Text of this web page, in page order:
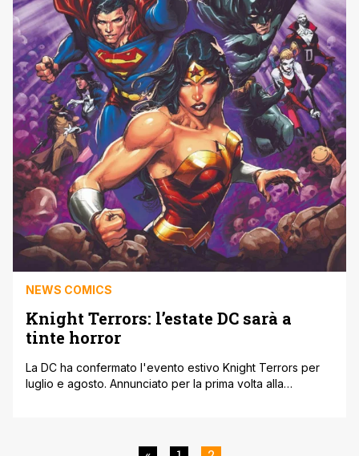
NEWS COMICS
Knight Terrors: l’estate DC sarà a
tinte horror
La DC ha confermato l'evento estivo Knight Terrors per
luglio e agosto. Annunciato per la prima volta alla
L'evento consisterà in una serie principale Knight Terrors